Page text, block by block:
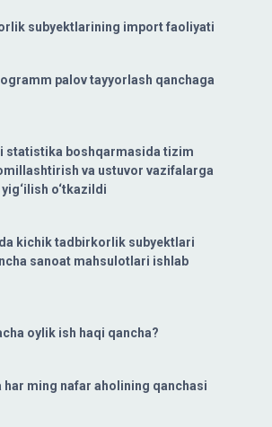
subyektlarining import faoliyati
palov tayyorlash qanchaga
statistika boshqarmasida tizim
va ustuvor vazifalarga
o‘tkazildi
kichik tadbirkorlik subyektlari
sanoat mahsulotlari ishlab
oylik ish haqi qancha?
har ming nafar aholining qanchasi